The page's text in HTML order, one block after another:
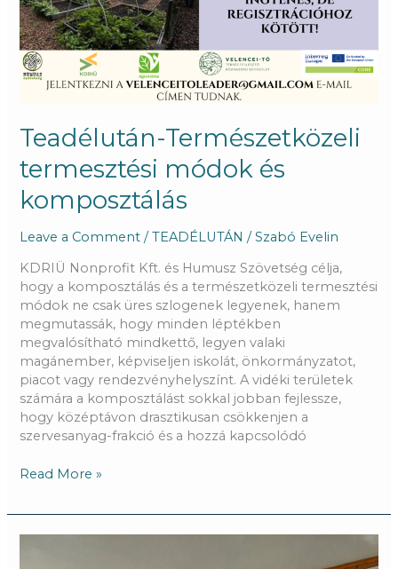
Teadélután-Természetközeli
termesztési módok és
komposztálás
Leave a Comment /TEADÉLUTÁN /Szabó Evelin
KDRIÜ Nonprofit Kft. és Humusz Szövetség célja,
hogy a komposztálás és a természetközeli termesztési
módok ne csak üres szlogenek legyenek, hanem
megmutassák, hogy minden léptékben
megvalósítható mindkettő, legyen valaki
magánember, képviseljen iskolát, önkormányzatot,
piacot vagy rendezvényhelyszínt. A vidéki területek
számára a komposztálást sokkal jobban fejlessze,
hogy középtávon drasztikusan csökkenjen a
szervesanyag-frakció és a hozzá kapcsolódó
Read More »